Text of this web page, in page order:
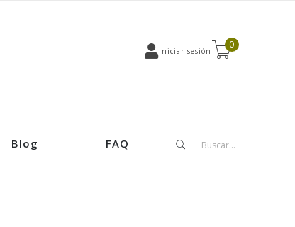
Iniciar sesión
0
Blog FAQ